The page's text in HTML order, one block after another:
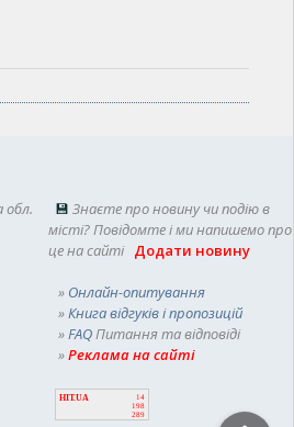
обл.
💾 Знаєте про новину чи подію в
місті? Повідомте і ми напишемо про
це на сайті Додати новину
» Онлайн-опитування
» Книга відгуків і пропозицій
» FAQ Питання та відповіді
»Реклама на сайті
HIT.UA
14
198
289